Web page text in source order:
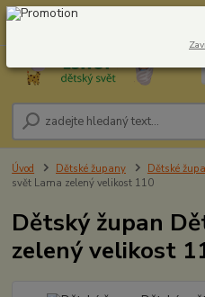
604278943
Úvod Dětské župany Dětské
svět Lama zelený velikost 110
Dětský župan
zelený velikost